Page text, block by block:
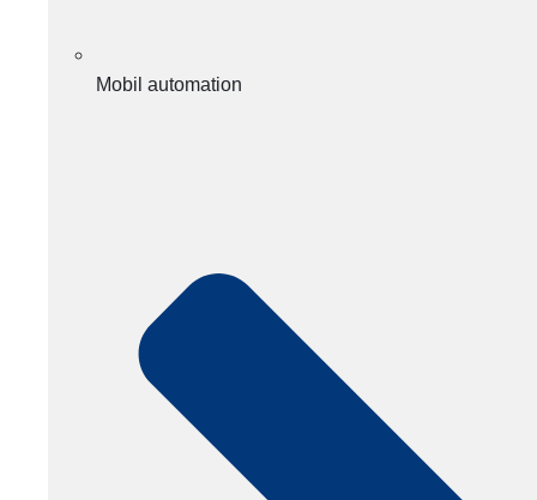
Mobil automation